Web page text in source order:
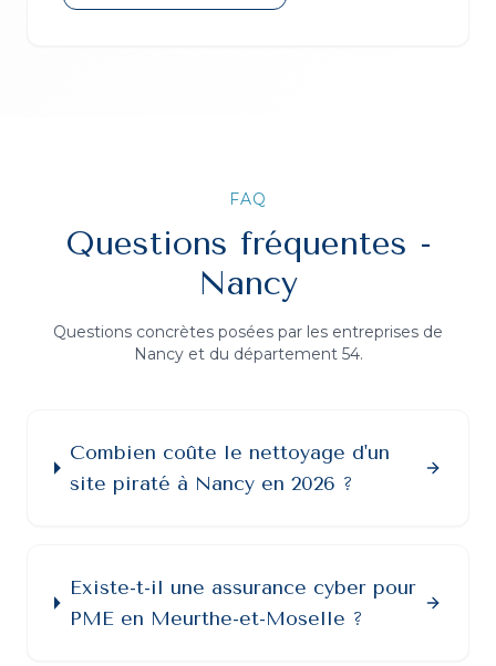
FAQ
Questions fréquentes -
Nancy
Questions concrètes posées par les entreprises de
Nancyet du département 54.
Combien coûte le nettoyage d'un
site piraté à Nancy en 2026 ?
Existe-t-il une assurance cyber pour
PME en Meurthe-et-Moselle ?